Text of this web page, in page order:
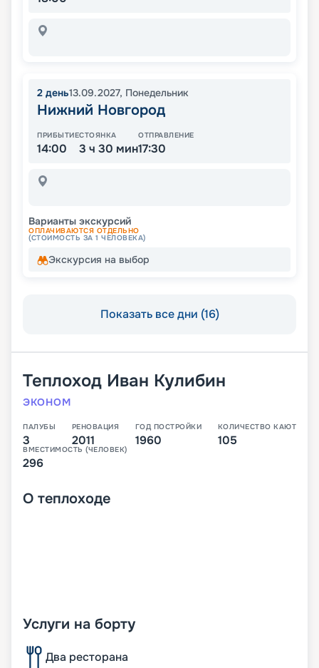
2 день13.09.2027, Понедельник
Нижний Новгород
ПРИБЫТИЕ
14:00
СТОЯНКА
3 ч 30 мин
ОТПРАВЛЕНИЕ
17:30
Варианты экскурсий
ОПЛАЧИВАЮТСЯ ОТДЕЛЬНО
(СТОИМОСТЬ ЗА 1 ЧЕЛОВЕКА)
Экскурсия на выбор
Показать все дни (16)
Теплоход Иван Кулибин
ЭКОНОМ
ПАЛУБЫ
3
РЕНОВАЦИЯ
2011
ГОД ПОСТРОЙКИ
1960
КОЛИЧЕСТВО КАЮТ
105
ВМЕСТИМОСТЬ (ЧЕЛОВЕК)
296
О теплоходе
Услуги на борту
Два ресторана